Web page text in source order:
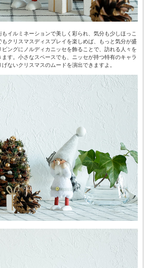
イルミネーションで美しく彩られ、気分も少しほっこ
もクリスマスディスプレイを楽しめば、もっと気分が盛
ビングにノルディカニッセを飾ることで、訪れる人々を
す。小さなスペースでも、ニッセが持つ特有のキャラ
ないクリスマスのムードを演出できますよ。